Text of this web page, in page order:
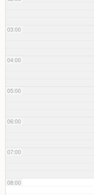
03:00
04:00
05:00
06:00
07:00
08:00